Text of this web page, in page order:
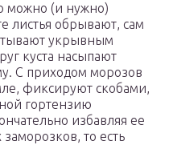
можно (и нужно)
листья обрывают, сам
укрывным
куста насыпают
С приходом морозов
фиксируют скобами,
гортензию
избавляя ее
то есть